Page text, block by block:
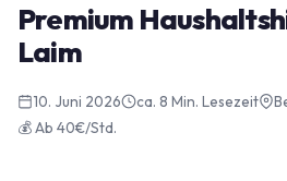
Premium
Laim
10. Juni 2026 ca. 8 Min. Lesezeit
💰 Ab 40€/Std.